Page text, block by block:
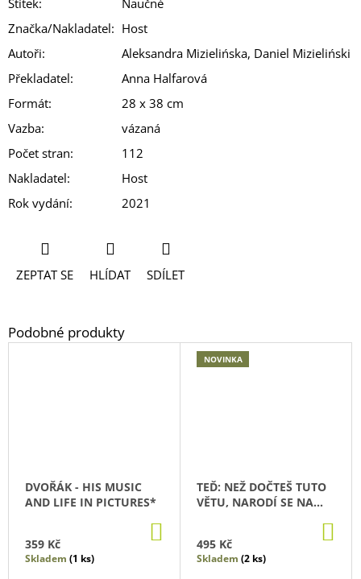
Značka/Nakladatel: Host
Autoři:
Aleksandra Mizielińska, Daniel Mizieliński
Překladatel:
Anna Halfarová
Formát:
28 x 38 cm
Vazba:
vázaná
Počet stran:
112
Nakladatel:
Host
Rok vydání: 2021
ZEPTAT SE HLÍDAT SDÍLET
DVOŘÁK - HIS MUSIC
AND LIFE IN PICTURES*
359 Kč KOŠÍKU
Skladem (1 ks)
NOVINKA
TEĎ: NEŽ DOČTEŠ TUTO
VĚTU, NARODÍ SE NA
495 Kč
Skladem (2 ks)